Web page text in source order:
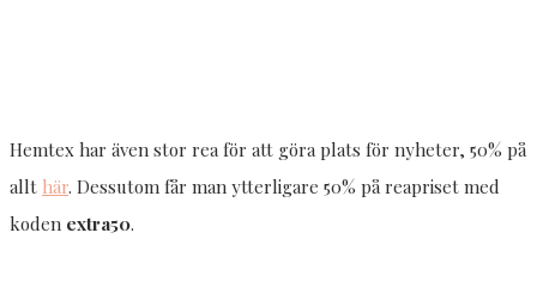
Hemtex har även stor rea för att göra plats för nyheter, 50% på
allt här. Dessutom får man ytterligare 50% på reapriset med
koden extra50.